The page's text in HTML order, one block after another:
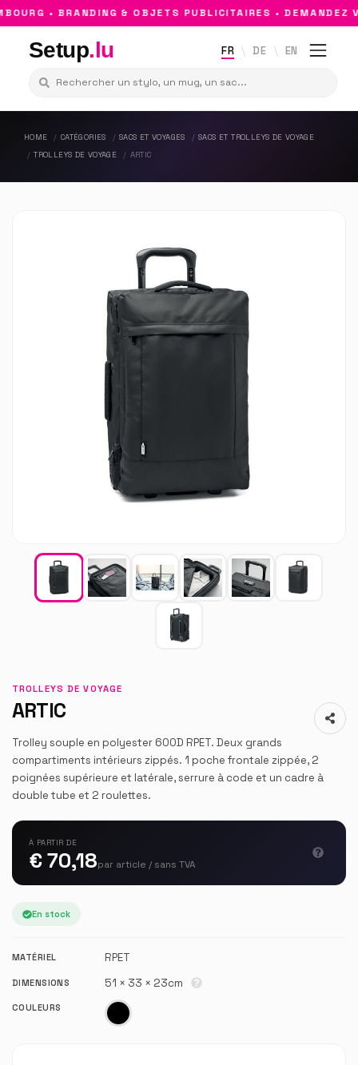
• BRANDING & OBJETS PUBLICITAIRES • DEMANDEZ
Setup.lu FR DE EN
HOME CATÉGORIES SACS ET VOYAGES
SACS ET TROLLEYS DE VOYAGE
TROLLEYS DE VOYAGE
ARTIC
TROLLEYS DE VOYAGE
ARTIC
Trolley souple en polyester 600D RPET. Deux grands
compartiments intérieurs zippés. 1 poche frontale zippée, 2
poignées supérieure et latérale, serrure à code et un cadre à
double tube et 2 roulettes.
À PARTIR DE
€ 70,18par article / sans TVA
En stock
MATÉRIEL RPET
DIMENSIONS 51 × 33 × 23cm
COULEURS